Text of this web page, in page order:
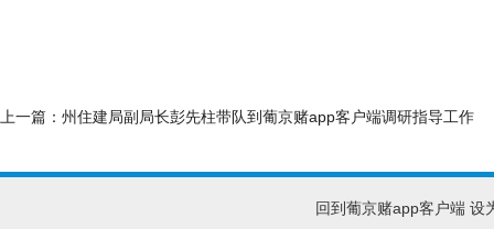
上一篇： 州住建局副局长彭先柱带队到葡京赌app客户端调研指导工作
回到葡京赌app客户端 设